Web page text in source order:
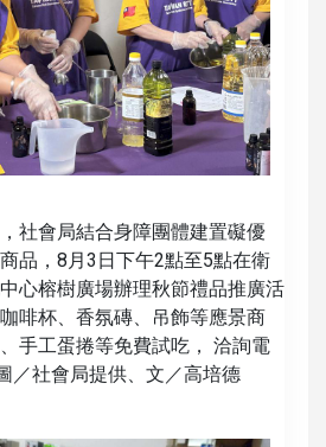
社會局結合身障團體建置礙優
品，8月3日下午2點至5點在衛
心榕樹廣場辦理秋節禮品推廣活
啡杯、香氛磚、吊飾等應景商
手工蛋捲等免費試吃， 洽詢電
／社會局提供、文／高培德